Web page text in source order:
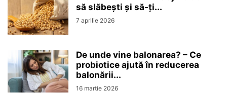
să slăbești și să-ți...
7 aprilie 2026
De unde vine balonarea? – Ce
probiotice ajută în reducerea
balonării...
16 martie 2026